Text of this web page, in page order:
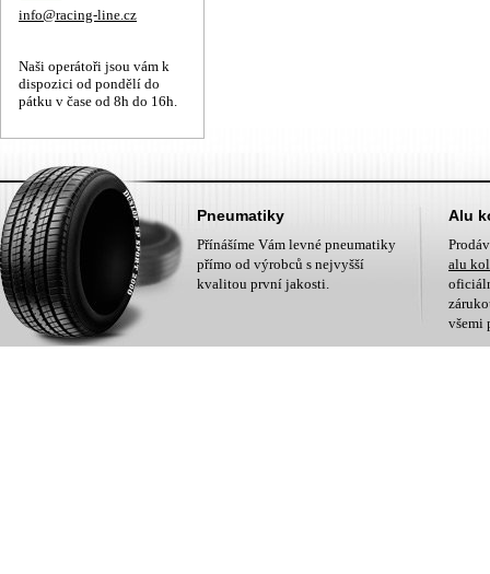
info@racing-line.cz
Naši operátoři jsou vám k
dispozici od pondělí do
pátku v čase od 8h do 16h.
Pneumatiky
Přínášíme Vám levné pneumatiky
přímo od výrobců s nejvyšší
kvalitou první jakosti.
Alu
alu
všemi